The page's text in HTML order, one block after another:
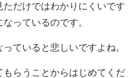
だけではわかりにくいです
っているのです。
ていると悲しいですよね。
らうことからはじめてくだ